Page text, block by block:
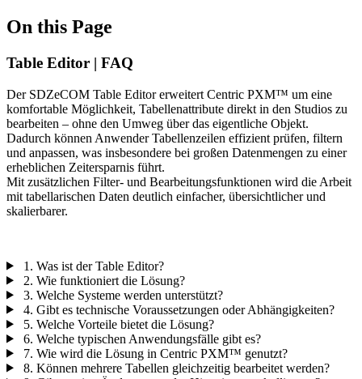
On this Page
Table Editor | FAQ
Der SDZeCOM Table Editor erweitert Centric PXM™ um eine
komfortable Möglichkeit, Tabellenattribute direkt in den Studios zu
bearbeiten – ohne den Umweg über das eigentliche Objekt.
Dadurch können Anwender Tabellenzeilen effizient prüfen, filtern
und anpassen, was insbesondere bei großen Datenmengen zu einer
erheblichen Zeitersparnis führt.
Mit zusätzlichen Filter- und Bearbeitungsfunktionen wird die Arbeit
mit tabellarischen Daten deutlich einfacher, übersichtlicher und
skalierbarer.
1. Was ist der Table Editor?
2. Wie funktioniert die Lösung?
3. Welche Systeme werden unterstützt?
4. Gibt es technische Voraussetzungen oder Abhängigkeiten?
5. Welche Vorteile bietet die Lösung?
6. Welche typischen Anwendungsfälle gibt es?
7. Wie wird die Lösung in Centric PXM™ genutzt?
8. Können mehrere Tabellen gleichzeitig bearbeitet werden?